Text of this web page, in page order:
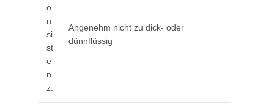
o
n
si
st
e
n
z:
Angenehm nicht zu dick- oder
dünnflüssig